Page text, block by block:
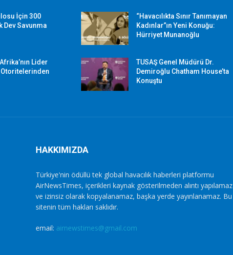
İçin 300
Dev Savunma
Lider
Otoritelerinden
“Havacılıkta Sınır Tanımayan
Kadınlar”ın Yeni Konuğu:
Hürriyet Munanoğlu
TUSAŞ Genel Müdürü Dr.
Demiroğlu Chatham House’ta
Konuştu
HAKKIMIZDA
Türkiye'nin ödüllü tek global havacılık haberleri platformu
AirNewsTimes, içerikleri kaynak gösterilmeden alıntı yapılamaz
ve izinsiz olarak kopyalanamaz, başka yerde yayınlanamaz. Bu
sitenin tüm hakları saklıdır.
email: airnewstimes@gmail.com